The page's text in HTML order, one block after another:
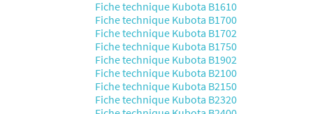
Fiche technique Kubota B1610
Fiche technique Kubota B1700
Fiche technique Kubota B1702
Fiche technique Kubota B1750
Fiche technique Kubota B1902
Fiche technique Kubota B2100
Fiche technique Kubota B2150
Fiche technique Kubota B2320